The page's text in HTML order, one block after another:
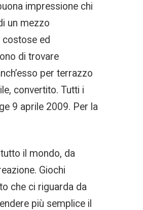
impressione chi
un mezzo
costose ed
di trovare
per terrazzo
convertito. Tutti i
9 aprile 2009. Per la
il mondo, da
Giochi
che ci riguarda da
più semplice il